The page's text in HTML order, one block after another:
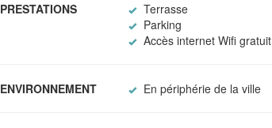
PRESTATIONS Terrasse
Parking
Accès internet Wifi gratuit
ENVIRONNEMENT En périphérie de la ville